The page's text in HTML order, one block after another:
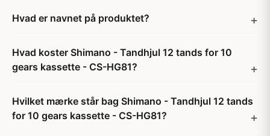
Hvad er navnet på produktet?
Hvad koster Shimano - Tandhjul 12 tands for 10
gears kassette - CS-HG81?
Hvilket mærke står bag Shimano - Tandhjul 12 tands
for 10 gears kassette - CS-HG81?